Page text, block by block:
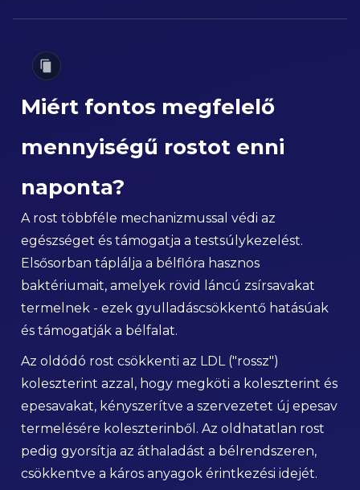
Miért fontos megfelelő
mennyiségű rostot enni
naponta?
A rost többféle mechanizmussal védi az
egészséget és támogatja a testsúlykezelést.
Elsősorban táplálja a bélflóra hasznos
baktériumait, amelyek rövid láncú zsírsavakat
termelnek - ezek gyulladáscsökkentő hatásúak
és támogatják a bélfalat.
Az oldódó rost csökkenti az LDL ("rossz")
koleszterint azzal, hogy megköti a koleszterint és
epesavakat, kényszerítve a szervezetet új epesav
termelésére koleszterinből. Az oldhatatlan rost
pedig gyorsítja az áthaladást a bélrendszeren,
csökkentve a káros anyagok érintkezési idejét.